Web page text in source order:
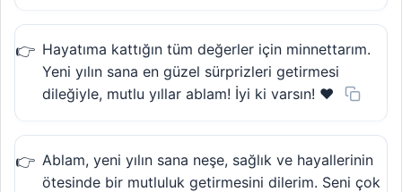
Hayatıma kattığın tüm değerler için minnettarım.
Yeni yılın sana en güzel sürprizleri getirmesi
dileğiyle, mutlu yıllar ablam! İyi ki varsın! ❤️
Ablam, yeni yılın sana neşe, sağlık ve hayallerinin
ötesinde bir mutluluk getirmesini dilerim. Seni çok